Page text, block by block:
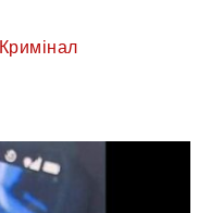
Кримінал